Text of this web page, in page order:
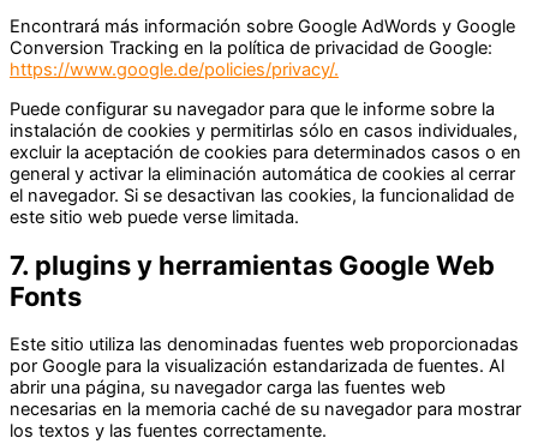
Encontrará más información sobre Google AdWords y Google
Conversion Tracking en la política de privacidad de Google:
https://www.google.de/policies/privacy/.
Puede configurar su navegador para que le informe sobre la
instalación de cookies y permitirlas sólo en casos individuales,
excluir la aceptación de cookies para determinados casos o en
general y activar la eliminación automática de cookies al cerrar
el navegador. Si se desactivan las cookies, la funcionalidad de
este sitio web puede verse limitada.
7. plugins y herramientas Google Web
Fonts
Este sitio utiliza las denominadas fuentes web proporcionadas
por Google para la visualización estandarizada de fuentes. Al
abrir una página, su navegador carga las fuentes web
necesarias en la memoria caché de su navegador para mostrar
los textos y las fuentes correctamente.